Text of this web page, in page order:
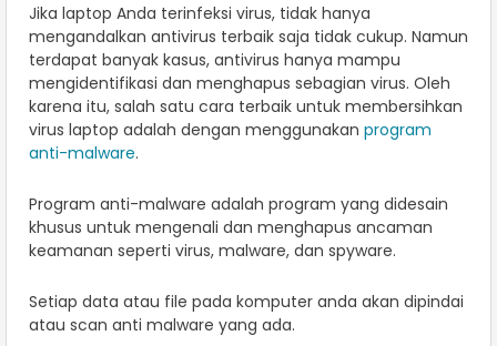
Jika laptop Anda terinfeksi virus, tidak hanya
mengandalkan antivirus terbaik saja tidak cukup. Namun
terdapat banyak kasus, antivirus hanya mampu
mengidentifikasi dan menghapus sebagian virus. Oleh
karena itu, salah satu cara terbaik untuk membersihkan
virus laptop adalah dengan menggunakan program
anti-malware.
Program anti-malware adalah program yang didesain
khusus untuk mengenali dan menghapus ancaman
keamanan seperti virus, malware, dan spyware.
Setiap data atau file pada komputer anda akan dipindai
atau scan anti malware yang ada.